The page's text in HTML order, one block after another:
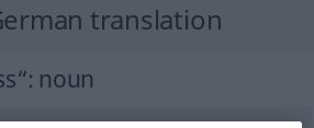
translation
: noun